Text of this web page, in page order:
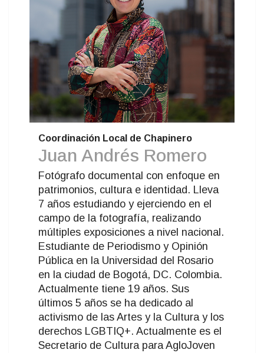
Coordinación Local de Chapinero
Juan Andrés Romero
Fotógrafo documental con enfoque en
patrimonios, cultura e identidad. Lleva
7 años estudiando y ejerciendo en el
campo de la fotografía, realizando
múltiples exposiciones a nivel nacional.
Estudiante de Periodismo y Opinión
Pública en la Universidad del Rosario
en la ciudad de Bogotá, DC. Colombia.
Actualmente tiene 19 años. Sus
últimos 5 años se ha dedicado al
activismo de las Artes y la Cultura y los
derechos LGBTIQ+. Actualmente es el
Secretario de Cultura para AgloJoven